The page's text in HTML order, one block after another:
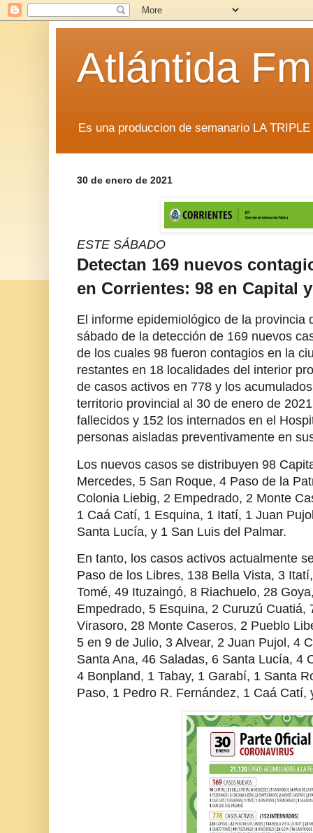
Atlántida
Es una produccion de semanario LA
30 de enero de 2021
ESTE SÁBADO
Detectan 169 nuevos
en Corrientes: 98 en Capital
El informe epidemiológico de la provincia
sábado de la detección de 169 nuevos
de los cuales 98 fueron contagios en la
restantes en 18 localidades del interior
de casos activos en 778 y los
territorio provincial al 30 de enero de
fallecidos y 152 los internados en el
personas aisladas preventivamente en
Los nuevos casos se distribuyen 98
Mercedes, 5 San Roque, 4 Paso de la
Colonia Liebig, 2 Empedrado, 2 Monte
1 Caá Catí, 1 Esquina, 1 Itatí, 1 Juan
Santa Lucía, y 1 San Luis del Palmar.
En tanto, los casos activos actualmente
Paso de los Libres, 138 Bella Vista, 3
Tomé, 49 Ituzaingó, 8 Riachuelo, 28
Empedrado, 5 Esquina, 2 Curuzú Cuatiá,
Virasoro, 28 Monte Caseros, 2 Pueblo
5 en 9 de Julio, 3 Alvear, 2 Juan Pujol, 4
Santa Ana, 46 Saladas, 6 Santa Lucía, 4
4 Bonpland, 1 Tabay, 1 Garabí, 1 Santa
Paso, 1 Pedro R. Fernández, 1 Caá Catí,